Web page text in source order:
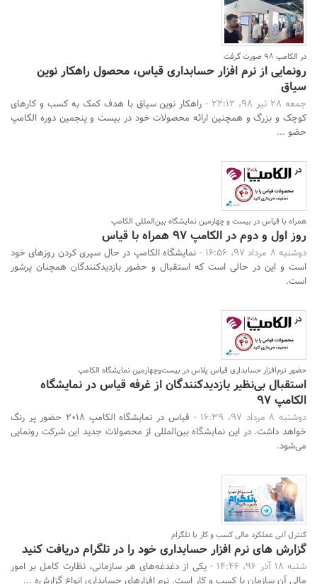
در الکامپ 98 صورت گرفت
رونمایی از نرم افزار حسابداری قیاس، محصول راهکار نوین
سیاق
جمعه 28 تیر 98، 22:12 -
راهکار نوین سیاق با هدف کمک به کسب و کار‌های
کوچک و بزرگ و همچنین ارائه محصولات خود در بیست و پنجمین دوره الکامپ
حضو ...
همراه با قیاس در بیست و چهارمین نمایشگاه بین‌المللی الکامپ
روز اول و دوم در الکامپ 97 همراه با قیاس
دوشنبه 8 مرداد 97، 16:56 -
نمایشگاه الکامپ در حال سپری کردن روزهای خود
است و این در حالی است که استقبال و حضور بازدیدکنندگان همچنان پرشور
است.
حضور نرم‌افزار حسابداری قیاس پلاس در بیست‌وچهارمین نمایشگاه الکامپ
استقبال بی‌نظیر بازدیدکنندگان از غرفه قیاس در نمایشگاه
الکامپ 97
دوشنبه 8 مرداد 97، 16:39 -
قیاس در نمایشگاه الکامپ 2018 حضور پر رنگ
خواهد داشت. در این نمایشگاه بین‌المللی از محصولات جدید این شرکت رونمایی
می‌شود.
کنترل آنی عملکرد مالی کسب و کار با تلگرام
گزارش های نرم افزار حسابداری خود را در تلگرام دریافت کنید
شنبه 18 آذر 96، 14:46 -
یکی از دغدغه‌های هر سازمانی، نظارت کامل بر امور